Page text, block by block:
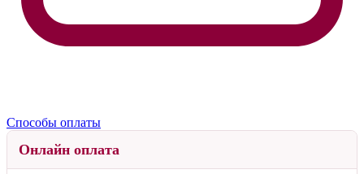
Способы оплаты
Онлайн оплата